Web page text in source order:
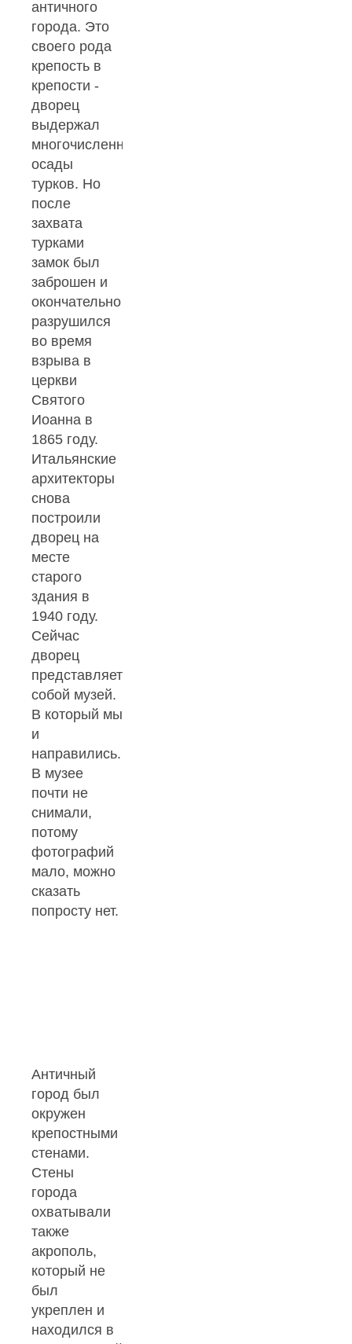
античного
города. Это
своего рода
крепость в
крепости -
дворец
выдержал
многочисленные
осады
турков. Но
после
захвата
турками
замок был
заброшен и
окончательно
разрушился
во время
взрыва в
церкви
Святого
Иоанна в
1865 году.
Итальянские
архитекторы
снова
построили
дворец на
месте
старого
здания в
1940 году.
Сейчас
дворец
представляет
собой музей.
В который мы
и
направились.
В музее
почти не
снимали,
потому
фотографий
мало, можно
сказать
попросту нет.
Античный
город был
окружен
крепостными
стенами.
Стены
города
охватывали
также
акрополь,
который не
был
укреплен и
находился в